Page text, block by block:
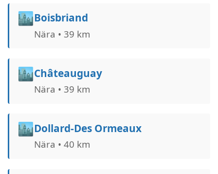
🏙️Boisbriand
Nära • 39 km
🏙️Châteauguay
Nära • 39 km
🏙️Dollard-Des Ormeaux
Nära • 40 km